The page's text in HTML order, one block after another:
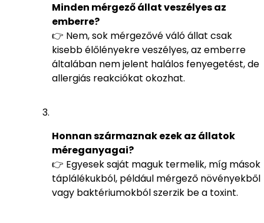
Minden mérgező állat veszélyes az
emberre?
👉 Nem, sok mérgezővé váló állat csak
kisebb élőlényekre veszélyes, az emberre
általában nem jelent halálos fenyegetést, de
allergiás reakciókat okozhat.
Honnan származnak ezek az állatok
méreganyagai?
👉 Egyesek saját maguk termelik, míg mások
táplálékukból, például mérgező növényekből
vagy baktériumokból szerzik be a toxint.